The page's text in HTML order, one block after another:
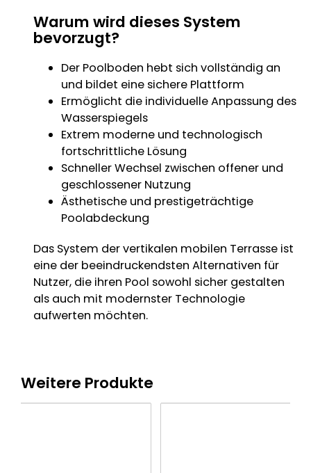
Warum wird dieses System
bevorzugt?
Der Poolboden hebt sich vollständig an
und bildet eine sichere Plattform
Ermöglicht die individuelle Anpassung des
Wasserspiegels
Extrem moderne und technologisch
fortschrittliche Lösung
Schneller Wechsel zwischen offener und
geschlossener Nutzung
Ästhetische und prestigeträchtige
Poolabdeckung
Das System der vertikalen mobilen Terrasse ist
eine der beeindruckendsten Alternativen für
Nutzer, die ihren Pool sowohl sicher gestalten
als auch mit modernster Technologie
aufwerten möchten.
Weitere Produkte